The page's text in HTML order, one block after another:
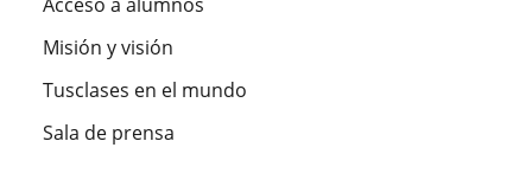
Acceso a alumnos
Misión y visión
Tusclases en el mundo
Sala de prensa